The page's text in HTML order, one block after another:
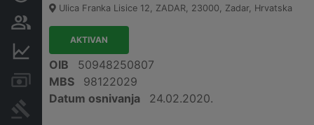
Financijski podaci
Računi i blokade
Ulica Franka Lisice 12, ZADAR, 23000, Zadar, Hrvatska
AKTIVAN
OIB
50948250807
MBS
98122029
Datum osnivanja
24.02.2020.